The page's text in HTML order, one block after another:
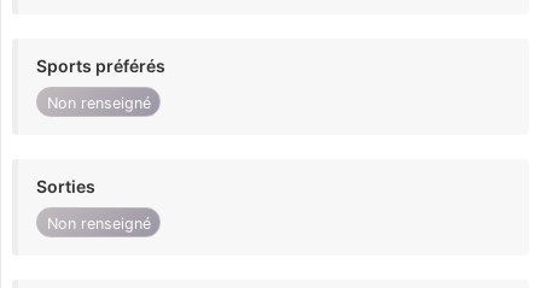
Sports préférés
Non renseigné
Sorties
Non renseigné